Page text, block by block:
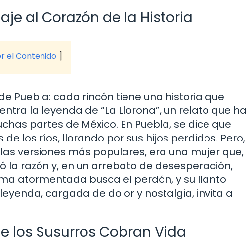
al Corazón de la Historia
el Contenido
Puebla: cada rincón tiene una historia que
la leyenda de “La Llorona”, un relato que ha
partes de México. En Puebla, se dice que
los ríos, llorando por sus hijos perdidos. Pero,
versiones más populares, era una mujer que,
razón y, en un arrebato de desesperación,
atormentada busca el perdón, y su llanto
cargada de dolor y nostalgia, invita a
los Susurros Cobran Vida